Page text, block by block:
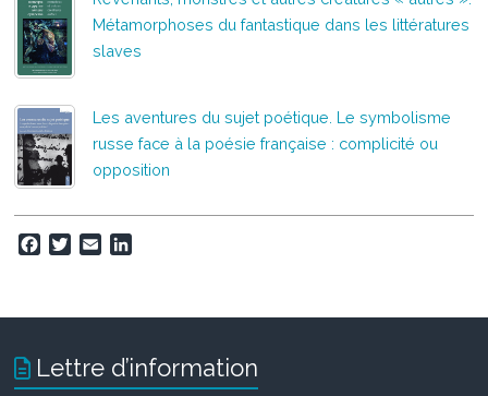
Métamorphoses du fantastique dans les littératures
slaves
Les aventures du sujet poétique. Le symbolisme
russe face à la poésie française : complicité ou
opposition
o
r
I
Lettre d’information